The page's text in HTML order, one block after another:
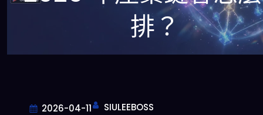
排？
2026-04-11 SIULEEBOSS